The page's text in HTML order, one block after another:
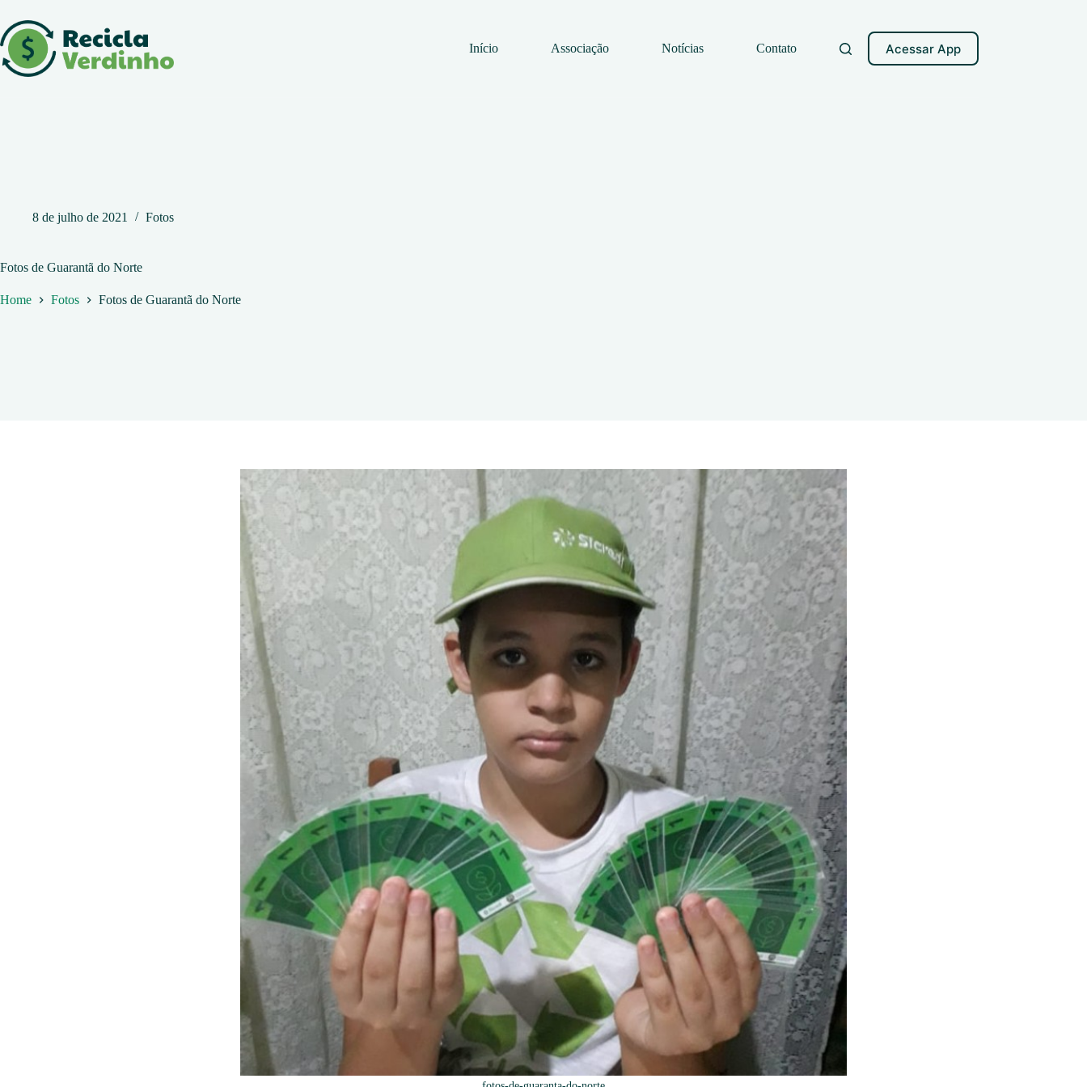
para
o
conteúdo
Início Associação Notícias Contato Acessar App
8 de julho de 2021 Fotos
Fotos de Guarantã do Norte
Home Fotos Fotos de Guarantã do Norte